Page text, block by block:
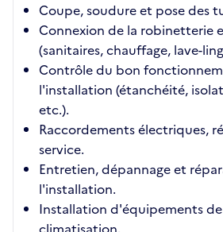
Coupe, soudure et pose des
Connexion de la robinetterie
(sanitaires, chauffage, lave-
Contrôle du bon
l'installation (étanchéité,
etc.).
Raccordements électriques,
service.
Entretien, dépannage et
l'installation.
Installation d'équipements